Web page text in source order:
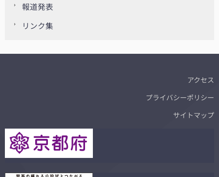
報道発表
リンク集
アクセス
プライバシーポリシー
サイトマップ